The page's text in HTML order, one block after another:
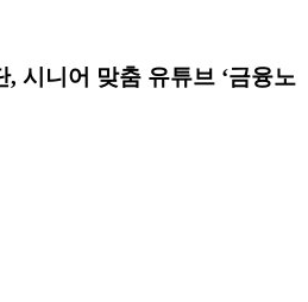
시니어 맞춤 유튜브 ‘금융노